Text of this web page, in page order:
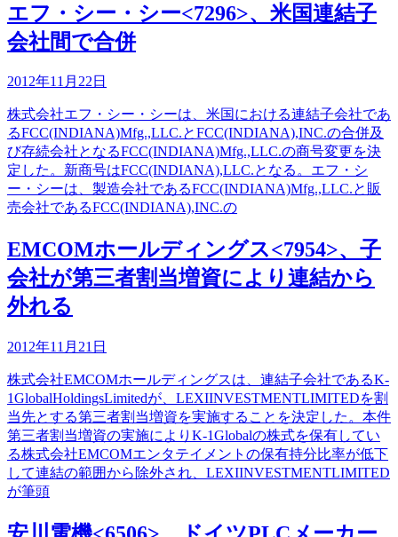
エフ・シー・シー<7296>、米国連結子
会社間で合併
2012年11月22日
株式会社エフ・シー・シーは、米国における連結子会社であ
るFCC(INDIANA)Mfg.,LLC.とFCC(INDIANA),INC.の合併及
び存続会社となるFCC(INDIANA)Mfg.,LLC.の商号変更を決
定した。新商号はFCC(INDIANA),LLC.となる。エフ・シ
ー・シーは、製造会社であるFCC(INDIANA)Mfg.,LLC.と販
売会社であるFCC(INDIANA),INC.の
EMCOMホールディングス<7954>、子
会社が第三者割当増資により連結から
外れる
2012年11月21日
株式会社EMCOMホールディングスは、連結子会社であるK-
1GlobalHoldingsLimitedが、LEXIINVESTMENTLIMITEDを割
当先とする第三者割当増資を実施することを決定した。本件
第三者割当増資の実施によりK-1Globalの株式を保有してい
る株式会社EMCOMエンタテイメントの保有持分比率が低下
して連結の範囲から除外され、LEXIINVESTMENTLIMITED
が筆頭